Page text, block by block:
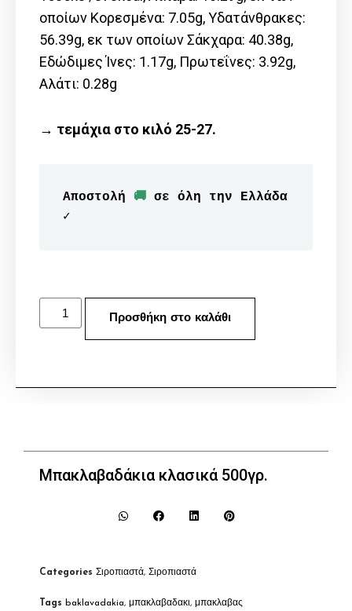
οποίων Kορεσμένα: 7.05g, Υδατάνθρακες:
56.39g, εκ των οποίων Σάκχαρα: 40.38g,
Εδώδιμες Ίνες: 1.17g, Πρωτεΐνες: 3.92g,
Αλάτι: 0.28g
→ τεμάχια στο κιλό 25-27.
Αποστολή 🚚 σε όλη την Ελλάδα
✓
Προσθήκη στο καλάθι
Μπακλαβαδάκια κλασικά 500γρ.
Categories Σιροπιαστά, Σιροπιαστά
Tags baklavadakia, μπακλαβαδακι, μπακλαβας